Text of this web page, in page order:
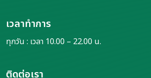
เวลาทำการ
ทุกวัน : เวลา 10.00 – 22.00 น.
ติดต่อเรา